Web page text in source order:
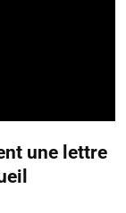
une lettre